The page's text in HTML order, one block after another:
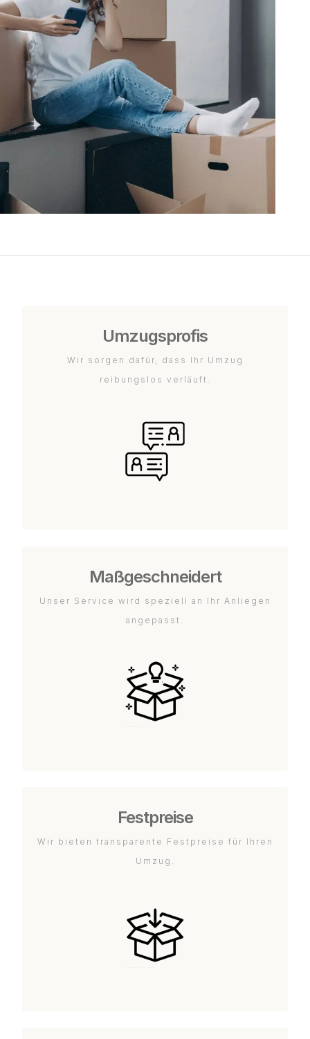
Umzugsprofis
Wir sorgen dafür, dass Ihr Umzug
reibungslos verläuft.
Maßgeschneidert
Unser Service wird speziell an Ihr Anliegen
angepasst.
Festpreise
Wir bieten transparente Festpreise für Ihren
Umzug.